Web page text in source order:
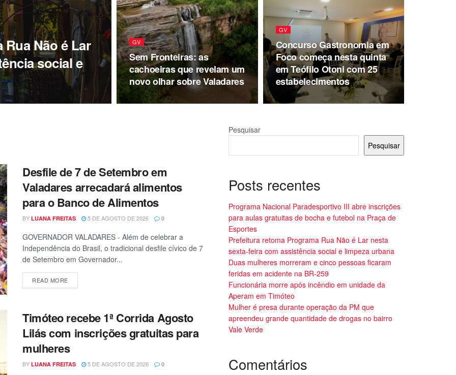
Não é Lar
social e
GV
Sem Fronteiras: as
cachoeiras que revelam um
novo olhar sobre Valadares
GV
Concurso Gastronomia em
Foco começa nesta quinta
em Teófilo Otoni com 25
estabelecimentos
Desfile de 7 de Setembro em
Valadares arrecadará alimentos
para o Banco de Alimentos
BY LUANA FREITAS 5 DE AGOSTO DE 2026 0
GOVERNADOR VALADARES - Além de celebrar a
Independência do Brasil, o tradicional desfile cívico de 7
de Setembro em Governador...
READ MORE
Timóteo recebe 1ª Corrida Agosto
Lilás com inscrições gratuitas para
mulheres
BY LUANA FREITAS 5 DE AGOSTO DE 2026 0
Pesquisar
Pesquisar
Posts recentes
Programa Nacional Paradesportivo III abre inscrições
para aulas gratuitas de bocha e futebol na Praça de
Esportes
Prefeitura retoma Programa Rua Não é Lar nesta
sexta-feira com assistência social e limpeza urbana
Duas mulheres morreram e cinco pessoas ficaram
feridas em acidente na BR-259
Funcionária morre após incêndio em unidade da
Aperam em Timóteo
Mulher é presa durante operação da PM que
apreendeu grande quantidade de drogas no bairro
Vale Verde
Comentários